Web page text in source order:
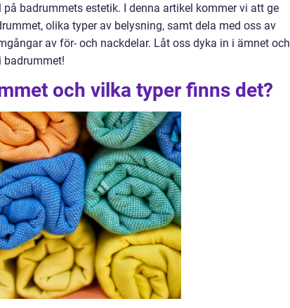
badrummets estetik. I denna artikel kommer vi att ge
olika typer av belysning, samt dela med oss av
av för- och nackdelar. Låt oss dyka in i ämnet och
badrummet!
och vilka typer finns det?